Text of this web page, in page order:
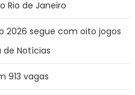
Rio de Janeiro
2026 segue com oito jogos
Notícias
913 vagas